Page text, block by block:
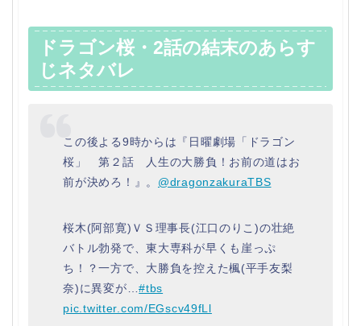
ドラゴン桜・2話の結末のあらす
じネタバレ
この後よる9時からは『日曜劇場「ドラゴン
桜」 第２話 人生の大勝負！お前の道はお
前が決めろ！』。 @dragonzakuraTBS
桜木(阿部寛)ＶＳ理事長(江口のりこ)の壮絶
バトル勃発で、東大専科が早くも崖っぷ
ち！？一方で、大勝負を控えた楓(平手友梨
奈)に異変が…#tbs
pic.twitter.com/EGscv49fLl